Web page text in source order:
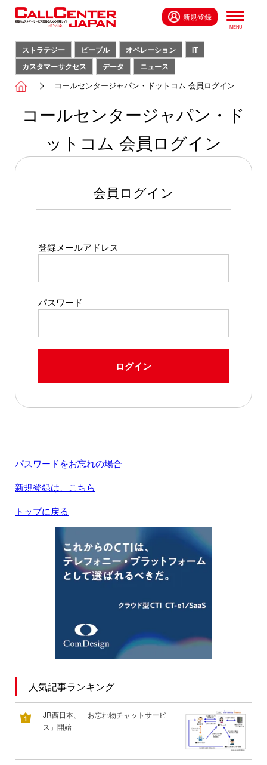
新規登録
ストラテジー ピープル オペレーション
IT
カスタマーサクセス
データ ニュース
コールセンタージャパン・ドットコム 会員ログイン
コールセンタージャパン・ド
ットコム 会員ログイン
会員ログイン
登録メールアドレス
パスワード
ログイン
パスワードをお忘れの場合
新規登録は、こちら
トップに戻る
人気記事ランキング
JR西日本、「お忘れ物チャットサービ
ス」開始